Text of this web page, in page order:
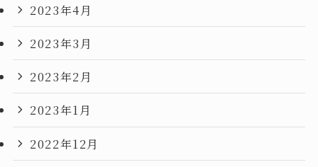
2023年4月
2023年3月
2023年2月
2023年1月
2022年12月